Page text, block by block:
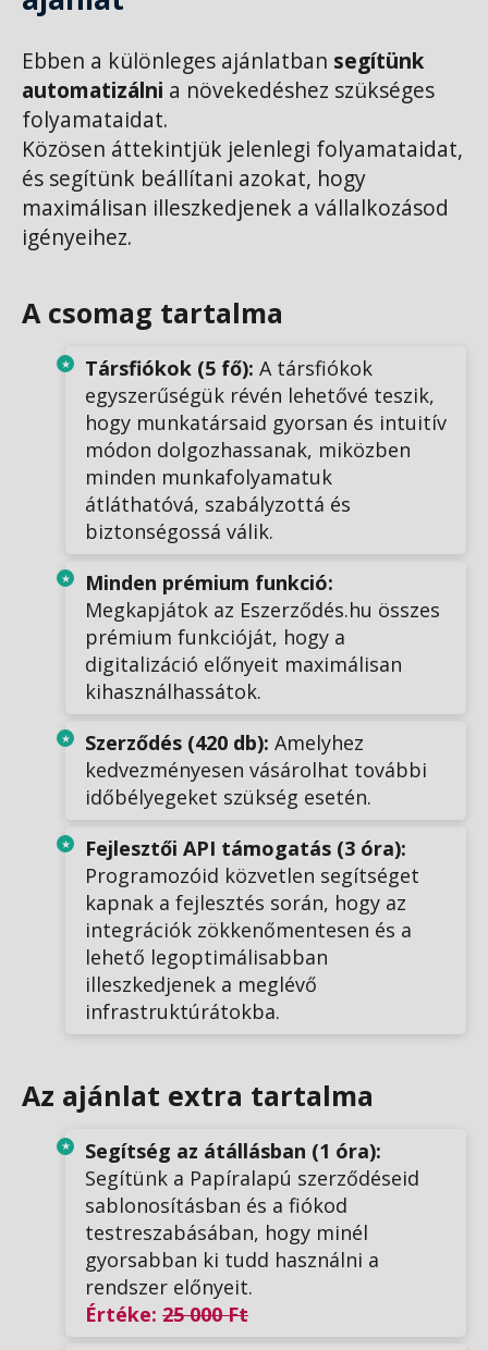
Ebben a különleges ajánlatban segítünk
automatizálni a növekedéshez szükséges
folyamataidat.
Közösen áttekintjük jelenlegi folyamataidat,
és segítünk beállítani azokat, hogy
maximálisan illeszkedjenek a vállalkozásod
igényeihez.
A csomag tartalma
Társfiókok (5 fő): A társfiókok
egyszerűségük révén lehetővé teszik,
hogy munkatársaid gyorsan és intuitív
módon dolgozhassanak, miközben
minden munkafolyamatuk
átláthatóvá, szabályzottá és
biztonségossá válik.
Minden prémium funkció:
Megkapjátok az Eszerződés.hu összes
prémium funkcióját, hogy a
digitalizáció előnyeit maximálisan
kihasználhassátok.
Szerződés (420 db): Amelyhez
kedvezményesen vásárolhat további
időbélyegeket szükség esetén.
Fejlesztői API támogatás (3 óra):
Programozóid közvetlen segítséget
kapnak a fejlesztés során, hogy az
integrációk zökkenőmentesen és a
lehető legoptimálisabban
illeszkedjenek a meglévő
infrastruktúrátokba.
Az ajánlat extra tartalma
Segítség az átállásban (1 óra):
Segítünk a Papíralapú szerződéseid
sablonosításban és a fiókod
testreszabásában, hogy minél
gyorsabban ki tudd használni a
rendszer előnyeit.
Értéke: 25 000 Ft